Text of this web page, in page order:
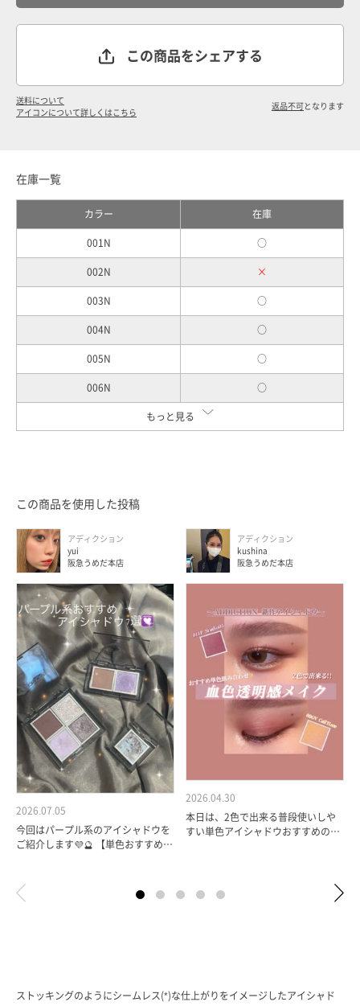
この商品をシェアする
送料について
アイコンについて詳しくはこちら
返品不可となります
在庫一覧
カラー
在庫
001N
○
002N
×
003N
○
004N
○
005N
○
006N
○
もっと見る
この商品を使用した投稿
アディクション
yui
阪急うめだ本店
2026.07.05
今回はパープル系のアイシャドウを
ご紹介します💜🔮 【単色おすすめカ
アディクション
kushina
阪急うめだ本店
2026.04.30
本日は、2色で出来る普段使いしや
すい単色アイシャドウおすすめの組
ストッキングのようにシームレス(*)な仕上がりをイメージしたアイシャド